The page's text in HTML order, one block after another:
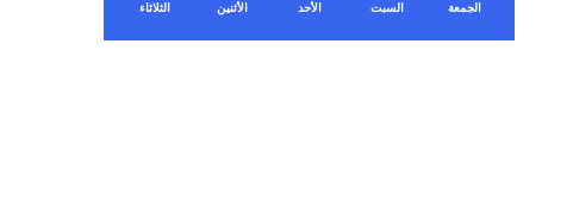
الجمعة السبت الأحد الأثنين الثلاثاء